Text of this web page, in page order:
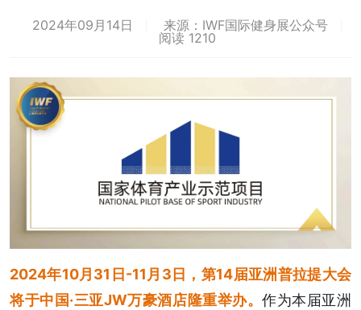
2024年09月14日
来源：IWF国际健身展公众号
阅读 1210
2024年10月31日-11月3日，第14届亚洲普拉提大会
将于中国·三亚JW万豪酒店隆重举办。作为本届亚洲